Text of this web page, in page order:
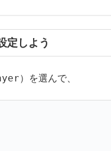
定しよう
）を選んで、